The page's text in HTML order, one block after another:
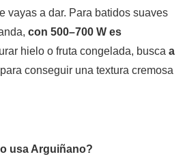
vayas a dar. Para batidos suaves
con 500–700 W es
hielo o fruta congelada, busca a
para conseguir una textura cremosa
usa Arguiñano?